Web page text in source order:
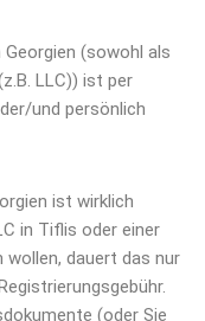
(sowohl als
LLC)) ist per
und persönlich
ist wirklich
in Tiflis oder einer
dauert das nur
(oder Sie